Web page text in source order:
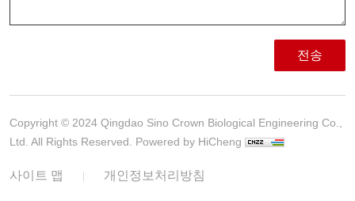
전송
Copyright © 2024 Qingdao Sino Crown Biological Engineering Co.,
Ltd. All Rights Reserved. Powered by HiCheng
사이트 맵 개인정보처리방침